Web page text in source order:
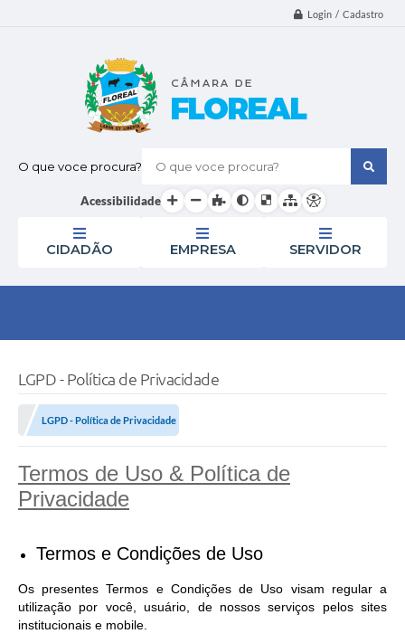
Login / Cadastro
O que voce procura?
Acessibilidade
CIDADÃO EMPRESA SERVIDOR
LGPD - Política de Privacidade
LGPD - Política de Privacidade
Termos de Uso & Política de
Privacidade
Termos e Condições de Uso
Os presentes Termos e Condições de Uso visam regular a
utilização por você, usuário, de nossos serviços pelos sites
institucionais e mobile.